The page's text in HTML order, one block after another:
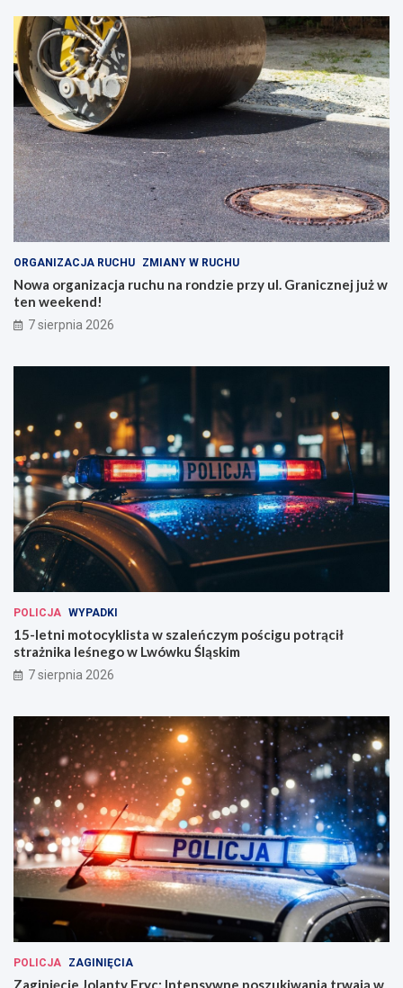
ORGANIZACJA RUCHU ZMIANY W RUCHU
Nowa organizacja ruchu na rondzie przy ul. Granicznej już w
ten weekend!
7 sierpnia 2026
POLICJA WYPADKI
15-letni motocyklista w szaleńczym pościgu potrącił
strażnika leśnego w Lwówku Śląskim
7 sierpnia 2026
POLICJA ZAGINIĘCIA
Zaginięcie Jolanty Fryc: Intensywne poszukiwania trwają w